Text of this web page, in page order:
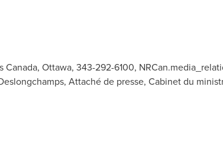
Canada, Ottawa, 343-292-6100,
Attaché de presse, Cabinet du